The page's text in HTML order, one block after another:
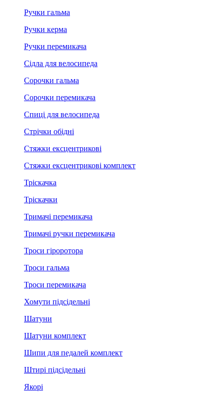
Ручки гальма
Ручки керма
Ручки перемикача
Сідла для велосипеда
Сорочки гальма
Сорочки перемикача
Спиці для велосипеда
Стрічки обідні
Стяжки ексцентрикові
Стяжки ексцентрикові комплект
Тріскачка
Тріскачки
Тримачі перемикача
Тримачі ручки перемикача
Троси гіроротора
Троси гальма
Троси перемикача
Хомути підсідельні
Шатуни
Шатуни комплект
Шипи для педалей комплект
Штирі підсідельні
Якорі